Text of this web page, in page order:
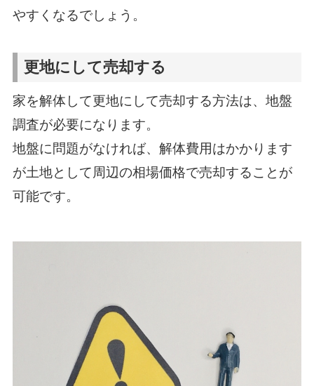
やすくなるでしょう。
更地にして売却する
家を解体して更地にして売却する方法は、地盤
調査が必要になります。
地盤に問題がなければ、解体費用はかかります
が土地として周辺の相場価格で売却することが
可能です。